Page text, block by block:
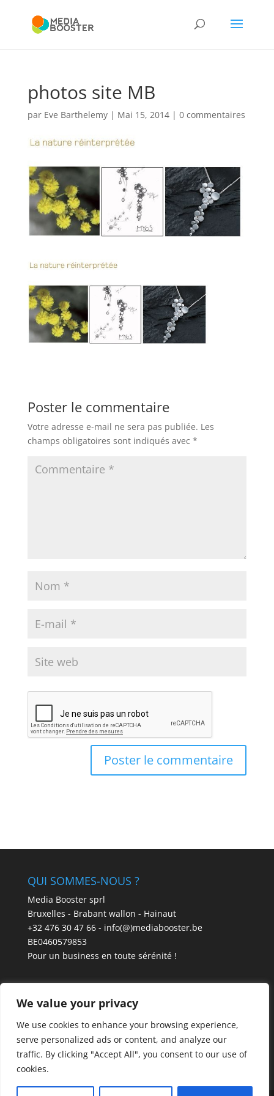
We value your privacy
We use cookies to enhance your browsing experience,
serve personalized ads or content, and analyze our
traffic. By clicking "Accept All", you consent to our use of
cookies.
photos site MB
par Eve Barthelemy| Mai 15, 2014| 0 commentaires
Poster le commentaire
Votre adresse e-mail ne sera pas publiée. Les
champs obligatoires sont indiqués avec *
QUI SOMMES-NOUS ?
Media Booster sprl
Bruxelles - Brabant wallon - Hainaut
+32 476 30 47 66 - info(@)mediabooster.be
BE0460579853
Pour un business en toute sérénité !